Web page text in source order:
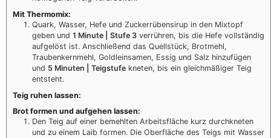
Mit Thermomix:
Quark, Wasser, Hefe und Zuckerrübensirup in den Mixtopf
geben und 1 Minute | Stufe 3 verrühren, bis die Hefe vollständig
aufgelöst ist. Anschließend das Quellstück, Brotmehl,
Traubenkernmehl, Goldleinsamen, Essig und Salz hinzufügen
und 5 Minuten | Teigstufe kneten, bis ein gleichmäßiger Teig
entsteht.
Teig ruhen lassen:
Brot formen und aufgehen lassen:
Den Teig auf einer bemehlten Arbeitsfläche kurz durchkneten
und zu einem Laib formen. Die Oberfläche des Teigs mit Wasser